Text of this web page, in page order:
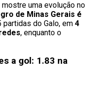
uma evolução no
de Minas Gerais é
partidas do Galo, em 4
, enquanto o
a gol: 1.83 na